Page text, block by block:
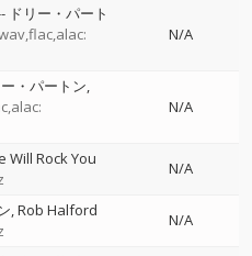
ドリー・パート
N/A
ー・パートン
N/A
Will Rock You
N/A
Rob Halford
N/A